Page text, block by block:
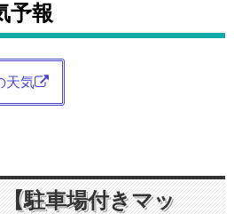
予報
天気
駐車場付きマッ